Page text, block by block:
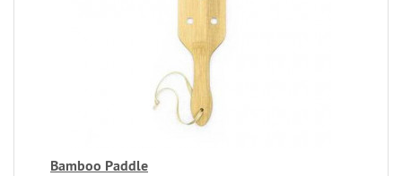
Bamboo Paddle